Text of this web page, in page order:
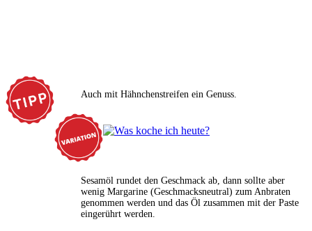
Auch mit Hähnchenstreifen ein Genuss.
Sesamöl rundet den Geschmack ab, dann sollte aber
wenig Margarine (Geschmacksneutral) zum Anbraten
genommen werden und das Öl zusammen mit der Paste
eingerührt werden.